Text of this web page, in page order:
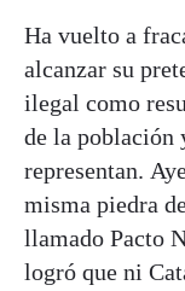
Ha vuelto a
alcanzar su
ilegal como
de la población
representan.
misma piedra
llamado Pacto
logró que ni